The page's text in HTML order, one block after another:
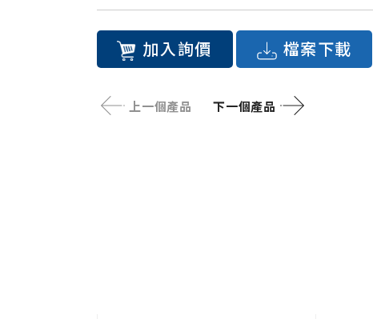
加入詢價 檔案下載
上一個產品 下一個產品